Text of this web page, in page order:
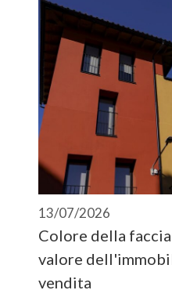
13/07/2026
Colore della
valore
vendita